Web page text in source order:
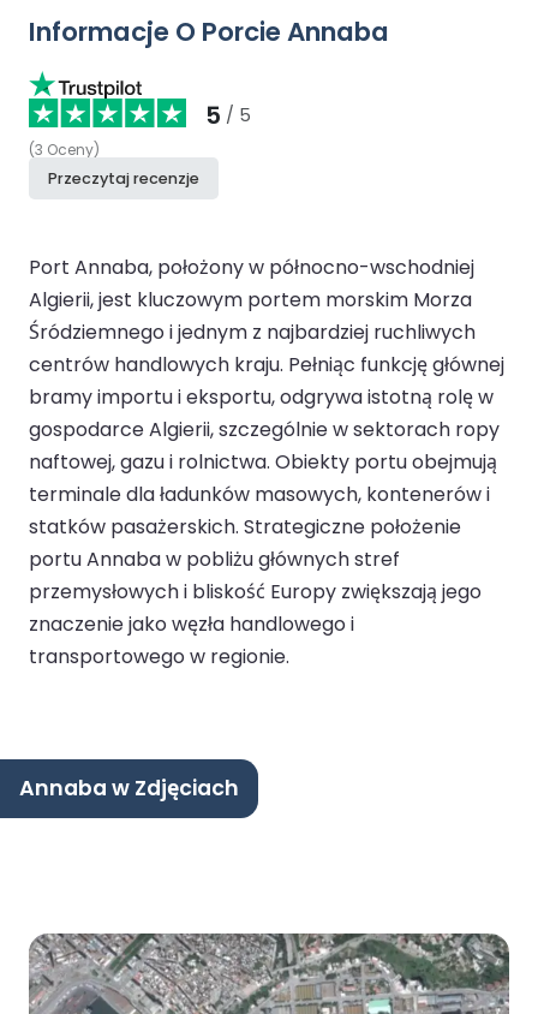
Informacje O Porcie Annaba
5 / 5
(3 Oceny)
Przeczytaj recenzje
Port Annaba, położony w północno-wschodniej
Algierii, jest kluczowym portem morskim Morza
Śródziemnego i jednym z najbardziej ruchliwych
centrów handlowych kraju. Pełniąc funkcję głównej
bramy importu i eksportu, odgrywa istotną rolę w
gospodarce Algierii, szczególnie w sektorach ropy
naftowej, gazu i rolnictwa. Obiekty portu obejmują
terminale dla ładunków masowych, kontenerów i
statków pasażerskich. Strategiczne położenie
portu Annaba w pobliżu głównych stref
przemysłowych i bliskość Europy zwiększają jego
znaczenie jako węzła handlowego i
transportowego w regionie.
Annaba w Zdjęciach